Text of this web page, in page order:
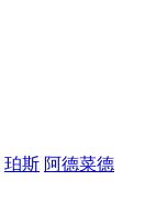
珀斯 阿德菜德